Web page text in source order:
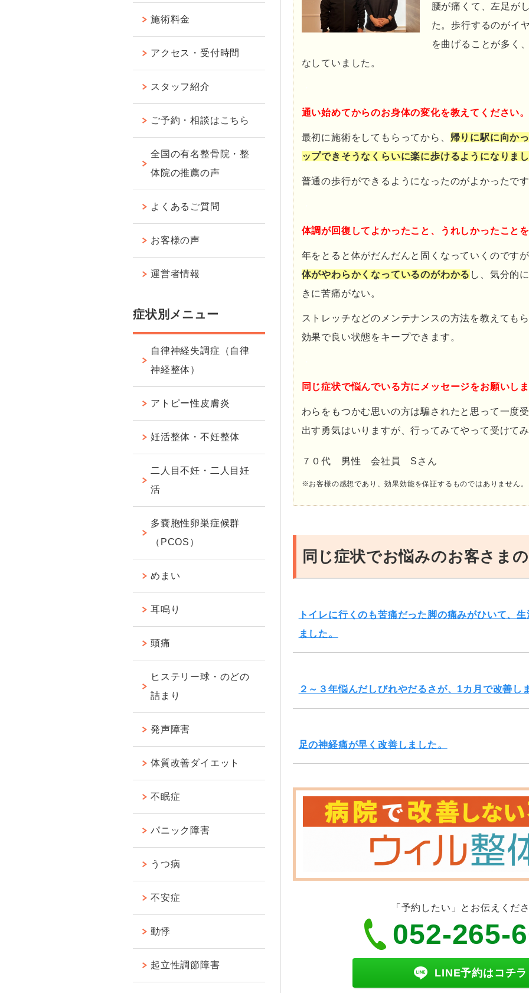
腰が痛くて、左足が
た。歩行するのがイ
を曲げることが多く
なしていました。
通い始めてからのお身体の変化を教えてください
最初に施術をしてもらってから、 帰りに駅に向か
ップできそうなくらいに楽に歩けるようになりま
普通の歩行ができるようになったのがよかったで
体調が回復してよかったこと、うれしかったこと
年をとると体がだんだんと固くなっていくのです
体がやわらかくなっているのがわかる し、気分的
きに苦痛がない。
ストレッチなどのメンテナンスの方法を教えても
効果で良い状態をキープできます。
同じ症状で悩んでいる方にメッセージをお願いし
わらをもつかむ思いの方は騙されたと思って一度
出す勇気はいりますが、行ってみてやって受けて
７０代 男性 会社員 Sさん
※お客様の感想であり、効果効能を保証するものではありません。
同じ症状でお悩みのお客さま
トイレに行くのも苦痛だった脚の痛みがひいて、
ました。
２～３年悩んだしびれやだるさが、1カ月で改善し
足の神経痛が早く改善しました。
「予約したい」とお伝えくだ
052-265-
LINE予約はコチラ
施術料金
アクセス・受付時間
スタッフ紹介
ご予約・相談はこちら
全国の有名整骨院・整
体院の推薦の声
よくあるご質問
お客様の声
運営者情報
症状別メニュー
自律神経失調症（自律
神経整体）
アトピー性皮膚炎
妊活整体・不妊整体
二人目不妊・二人目妊
活
多嚢胞性卵巣症候群
（PCOS）
めまい
耳鳴り
頭痛
ヒステリー球・のどの
詰まり
発声障害
体質改善ダイエット
不眠症
パニック障害
うつ病
不安症
動悸
起立性調節障害